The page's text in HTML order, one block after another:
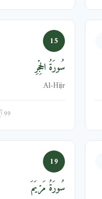
15
سُورَةُ الحِجۡرِ
Al-Hijr
99 آية
19
سُورَةُ مَرۡيَمَ